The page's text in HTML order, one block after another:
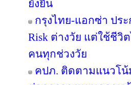
ยั่งยืน
กรุงไทย-แอกซ่า ปร
Risk ต่างวัย แต่ใช้ชีวิ
คนทุกช่วงวัย
คปภ. ติดตามแนวโน้